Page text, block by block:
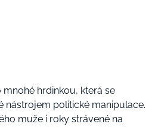
mnohé hrdinkou, která se
nástrojem politické manipulace.
muže i roky strávené na